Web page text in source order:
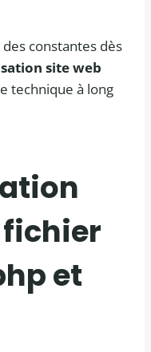
constantes dès
site web
technique à long
et